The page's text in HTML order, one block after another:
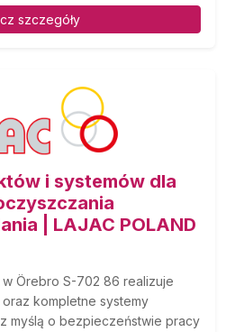
szczegóły
i systemów dla
| LAJAC POLAND
w Örebro S-702 86 realizuje
kompletne systemy
myślą o bezpieczeństwie pracy